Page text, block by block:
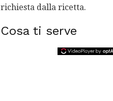
richiesta dalla ricetta.
Cosa ti serve